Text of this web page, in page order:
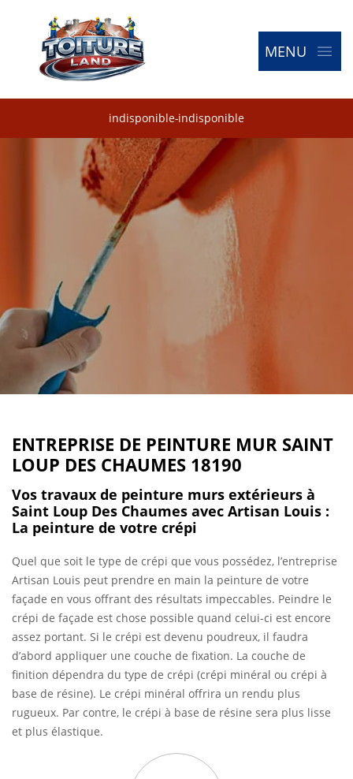
MENU
indisponible-indisponible
ENTREPRISE DE PEINTURE MUR SAINT
LOUP DES CHAUMES 18190
Vos travaux de peinture murs extérieurs à
Saint Loup Des Chaumes avec Artisan Louis :
La peinture de votre crépi
Quel que soit le type de crépi que vous possédez, l’entreprise
Artisan Louis peut prendre en main la peinture de votre
façade en vous offrant des résultats impeccables. Peindre le
crépi de façade est chose possible quand celui-ci est encore
assez portant. Si le crépi est devenu poudreux, il faudra
d’abord appliquer une couche de fixation. La couche de
finition dépendra du type de crépi (crépi minéral ou crépi à
base de résine). Le crépi minéral offrira un rendu plus
rugueux. Par contre, le crépi à base de résine sera plus lisse
et plus élastique.